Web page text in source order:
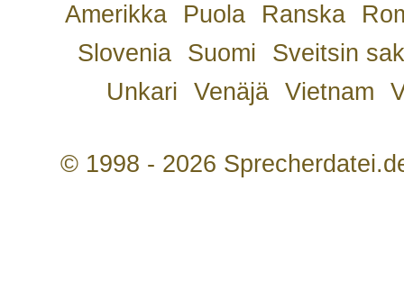
Amerikka
Puola Ranska
Slovenia
Suomi
Sveitsin
Unkari
Venäjä Vietnam
© 1998 - 2026